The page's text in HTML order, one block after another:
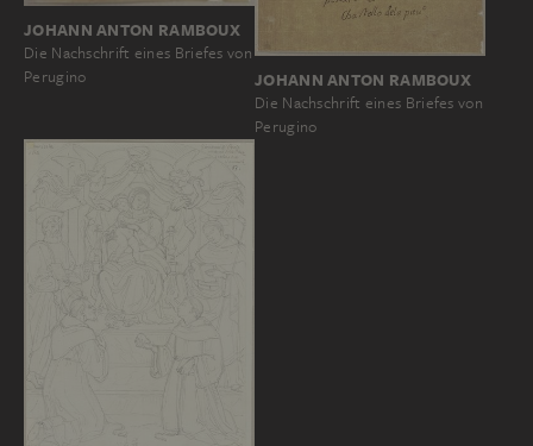
JOHANN ANTON RAMBOUX
Die Nachschrift eines Briefes von
Perugino
JOHANN ANTON RAMBOUX
Die Nachschrift eines Briefes von
Perugino